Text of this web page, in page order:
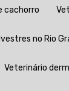
cachorro
no Rio
Veterinário